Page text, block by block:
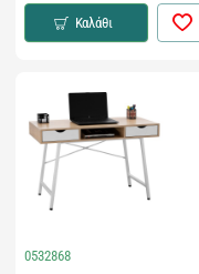
Καλάθι
0532868